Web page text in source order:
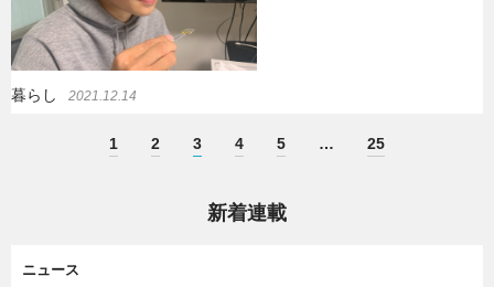
暮らし 2021.12.14
1 2 3 4 5 … 25
新着連載
ニュース